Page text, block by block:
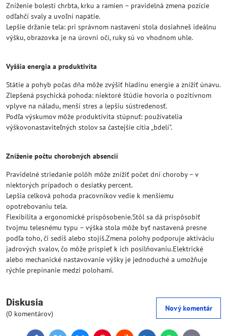
Zníženie bolesti chrbta, krku a ramien – pravidelná zmena pozície
odľahčí svaly a uvoľní napätie.
Lepšie držanie tela: pri správnom nastavení stola dosiahneš ideálnu
výšku, obrazovka je na úrovni očí, ruky sú vo vhodnom uhle.
Vyššia energia a produktivita
Státie a pohyb počas dňa môže zvýšiť hladinu energie a znížiť únavu.
Zlepšená psychická pohoda: niektoré štúdie hovoria o pozitívnom
vplyve na náladu, menší stres a lepšiu sústredenosť.
Podľa výskumov môže produktivita stúpnuť: používatelia
výškovonastaviteľných stolov sa častejšie cítia „bdelí".
Zníženie počtu chorobných absencií
Pravidelné striedanie polôh môže znížiť počet dní choroby – v
niektorých prípadoch o desiatky percent.
Lepšia celková pohoda pracovníkov vedie k menšiemu
opotrebovaniu tela.
Flexibilita a ergonomické prispôsobenie.Stôl sa dá prispôsobiť
tvojmu telesnému typu – výška stola môže byť nastavená presne
podľa toho, či sedíš alebo stojíš.Zmena polohy podporuje aktiváciu
jadrových svalov, čo môže prispieť k ich posilňovaniu.Elektrické
alebo mechanické nastavovanie výšky je jednoduché a umožňuje
rýchle prepínanie medzi polohami.
Diskusia
(0 komentárov)
Nový komentár